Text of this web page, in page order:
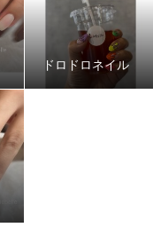
ドロドロネイル